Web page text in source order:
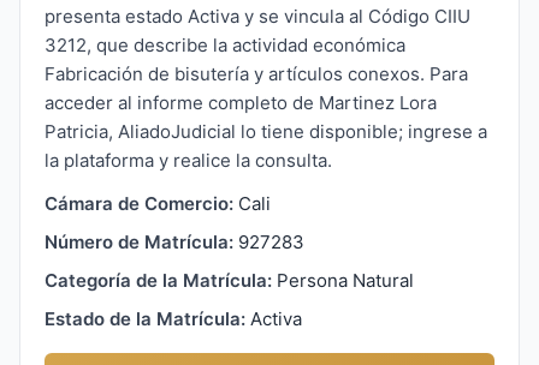
presenta estado Activa y se vincula al Código CIIU
3212, que describe la actividad económica
Fabricación de bisutería y artículos conexos. Para
acceder al informe completo de Martinez Lora
Patricia, AliadoJudicial lo tiene disponible; ingrese a
la plataforma y realice la consulta.
Cámara de Comercio: Cali
Número de Matrícula: 927283
Categoría de la Matrícula: Persona Natural
Estado de la Matrícula: Activa